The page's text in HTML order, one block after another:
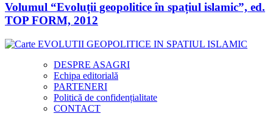
Volumul “Evoluții geopolitice în spațiul islamic”, ed.
TOP FORM, 2012
DESPRE ASAGRI
Echipa editorială
PARTENERI
Politică de confidențialitate
CONTACT